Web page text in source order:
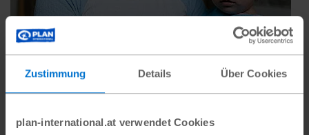
Zustimmung Details Über Cookies
plan-international.at verwendet Cookies